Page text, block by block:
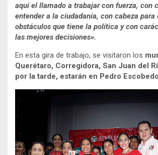
aquí el llamado a trabajar con fuerza, con
entender a la ciudadanía, con cabeza para
obstáculos que tiene la política y con
las mejores decisiones».
En esta gira de trabajo, se visitaron los
Querétaro, Corregidora, San Juan del
por la tarde, estarán en Pedro